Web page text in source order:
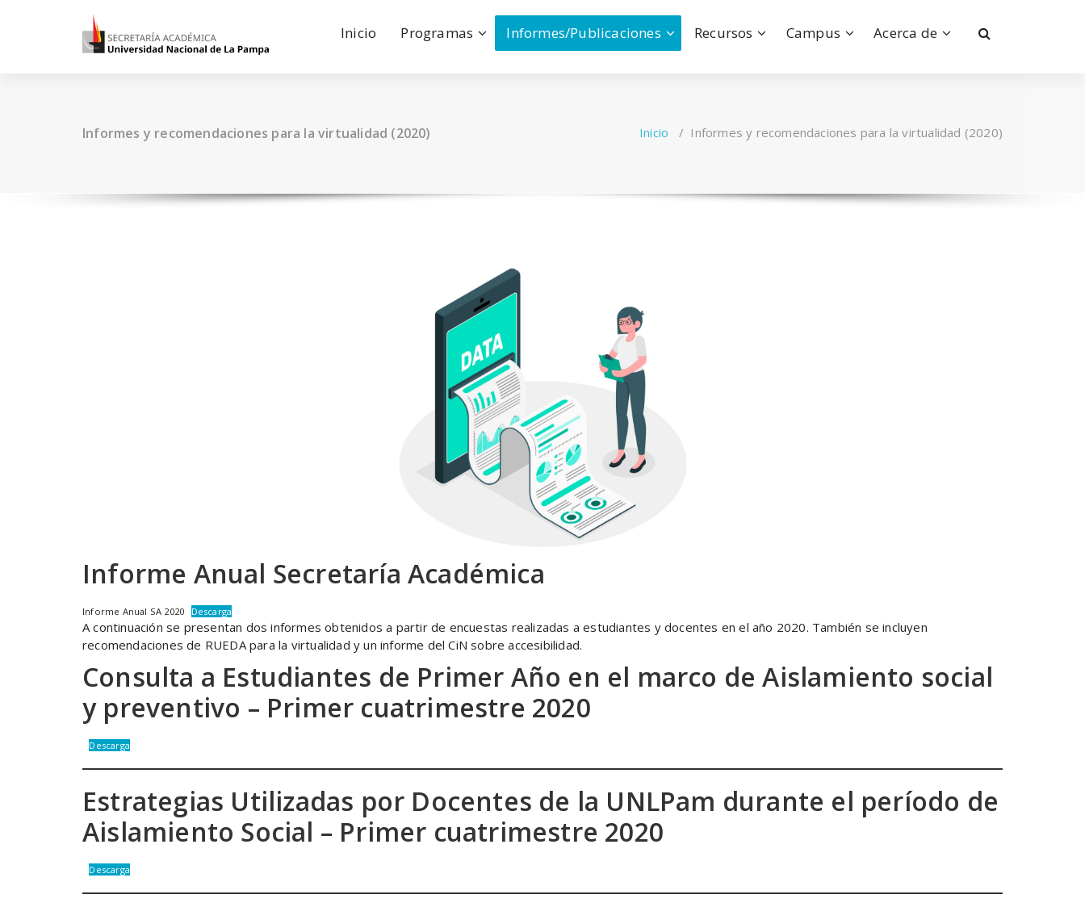
Inicio Programas Informes/Publicaciones Recursos Campus Acerca de
Informes y recomendaciones para la virtualidad (2020) Inicio / Informes y recomendaciones para la virtualidad (2020)
Informe Anual Secretaría Académica
Informe Anual SA 2020 Descarga
A continuación se presentan dos informes obtenidos a partir de encuestas realizadas a estudiantes y docentes en el año 2020. También se incluyen
recomendaciones de RUEDA para la virtualidad y un informe del CiN sobre accesibilidad.
Consulta a Estudiantes de Primer Año en el marco de Aislamiento social
y preventivo – Primer cuatrimestre 2020
Descarga
Estrategias Utilizadas por Docentes de la UNLPam durante el período de
Aislamiento Social – Primer cuatrimestre 2020
Descarga